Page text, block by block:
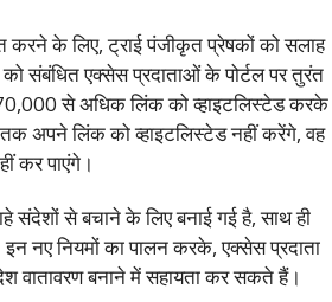
के लिए, ट्राई पंजीकृत प्रेषकों को सलाह
संबंधित एक्सेस प्रदाताओं के पोर्टल पर तुरंत
से अधिक लिंक को व्हाइटलिस्टेड करके
अपने लिंक को व्हाइटलिस्टेड नहीं करेंगे, वह
कर पाएंगे।
संदेशों से बचाने के लिए बनाई गई है, साथ ही
इन नए नियमों का पालन करके, एक्सेस प्रदाता
वातावरण बनाने में सहायता कर सकते हैं।